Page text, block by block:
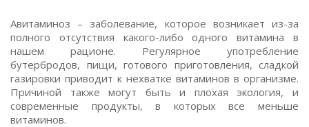
Авитаминоз – заболевание, которое возникает из-за
полного отсутствия какого-либо одного витамина в
нашем рационе. Регулярное употребление
бутербродов, пищи, готового приготовления, сладкой
газировки приводит к нехватке витаминов в организме.
Причиной также могут быть и плохая экология, и
современные продукты, в которых все меньше
витаминов.